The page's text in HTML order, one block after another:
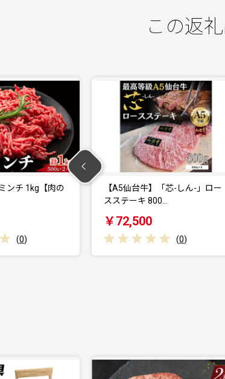
この返
「芯-しん-」ロー
(
【A5仙台牛】「芯-しん-」ロ
スステーキ 400…
￥39,000
(